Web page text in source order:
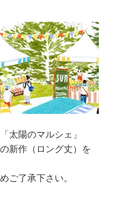
太陽のマルシェ」
新作（ロング丈）を
ご了承下さい。